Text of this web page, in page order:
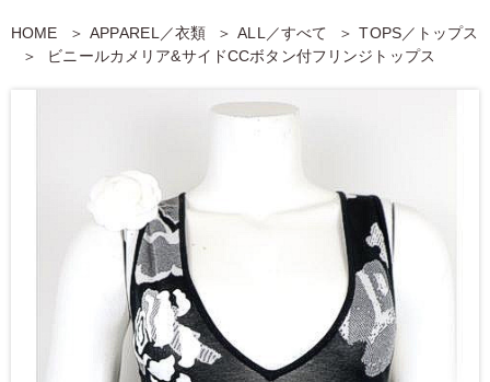
HOME APPAREL／衣類 ALL／すべて
TOPS／トップス
ビニールカメリア&サイドCCボタン付フリンジトップス